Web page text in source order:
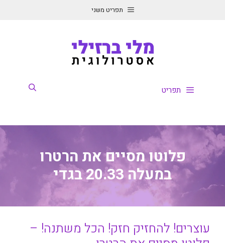
תפריט משני
תפריט
פלוטו מסיים את הרטרו
במעלה 20.33 בגדי
עוצרים! להחזיק חזק! הכל משתנה! –